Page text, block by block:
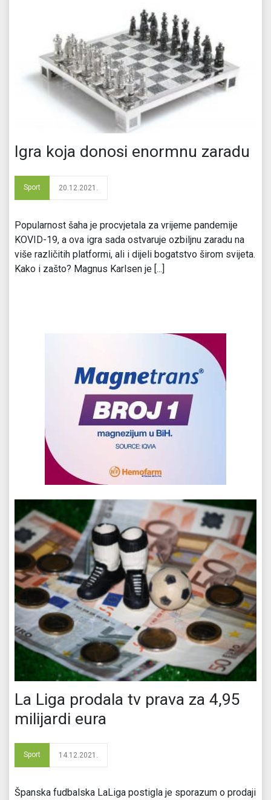
Igra koja donosi enormnu zaradu
Sport 20.12.2021.
Popularnost šaha je procvjetala za vrijeme pandemije
KOVID-19, a ova igra sada ostvaruje ozbiljnu zaradu na
više različitih platformi, ali i dijeli bogatstvo širom svijeta.
Kako i zašto? Magnus Karlsen je [...]
La Liga prodala tv prava za 4,95
milijardi eura
Sport 14.12.2021.
Španska fudbalska LaLiga postigla je sporazum o prodaji